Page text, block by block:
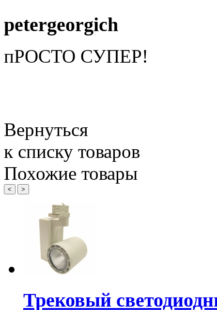
petergeorgich
пРОСТО СУПЕР!
Вернуться
к списку товаров
Похожие товары
< >
Трековый